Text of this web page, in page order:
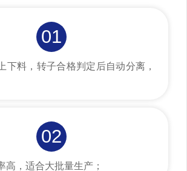
01
下料，转子合格判定后自动分离，
02
高，适合大批量生产；